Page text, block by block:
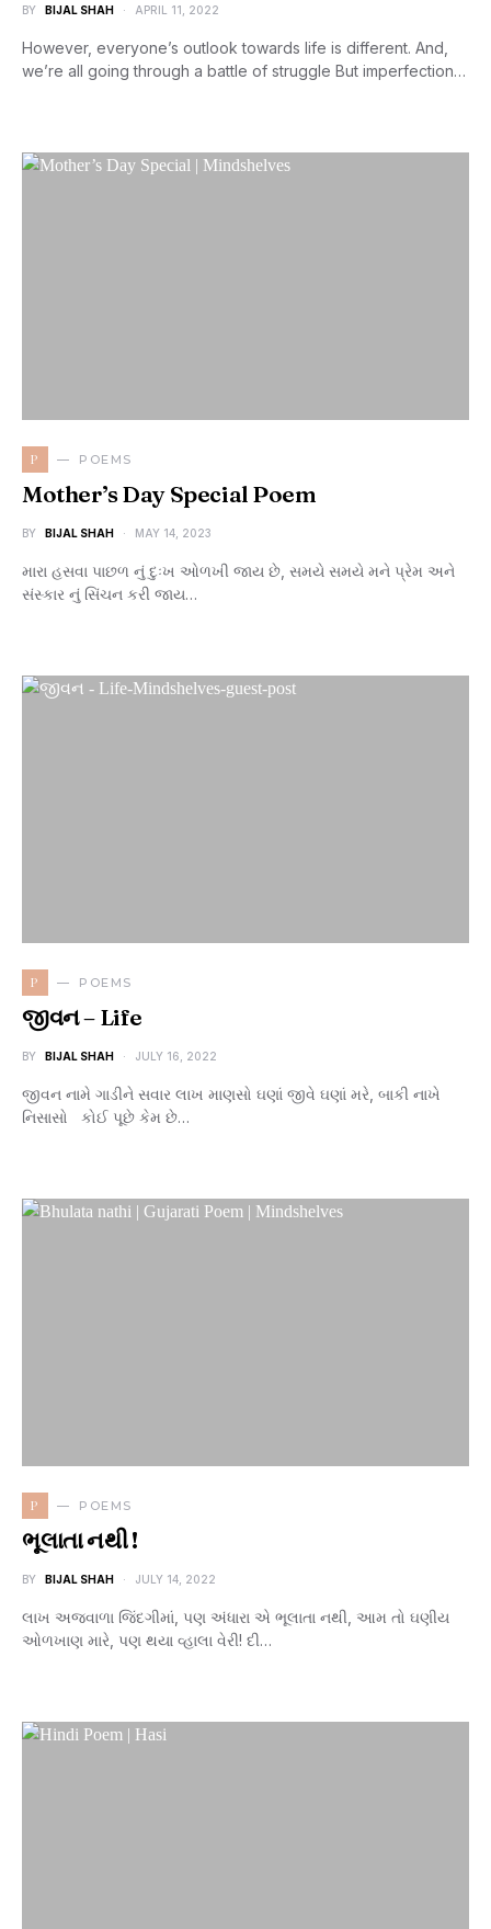
BY BIJAL SHAH APRIL 11, 2022
However, everyone’s outlook towards life is different. And,
we’re all going through a battle of struggle But imperfection…
P POEMS
Mother’s Day Special Poem
BY BIJAL SHAH MAY 14, 2023
મારા હસવા પાછળ નું દુઃખ ઓળખી જાય છે, સમયે સમયે મને પ્રેમ અને
સંસ્કાર નું સિંચન કરી જાય…
P POEMS
જીવન – Life
BY BIJAL SHAH JULY 16, 2022
જીવન નામે ગાડીને સવાર લાખ માણસો ઘણાં જીવે ઘણાં મરે, બાકી નાખે
નિસાસો કોઈ પૂછે કેમ છે…
P POEMS
ભૂલાતા નથી !
BY BIJAL SHAH JULY 14, 2022
લાખ અજવાળા જિંદગીમાં, પણ અંધારા એ ભૂલાતા નથી, આમ તો ઘણીય
ઓળખાણ મારે, પણ થયા વ્હાલા વેરી! દી…